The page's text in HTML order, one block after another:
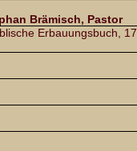
Brämisch, Pastor
Erbauungsbuch,